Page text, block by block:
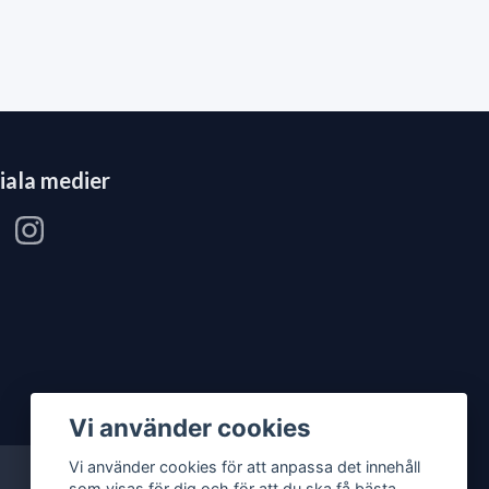
medier
Vi använder cookies
Vi använder cookies för att anpassa det innehåll